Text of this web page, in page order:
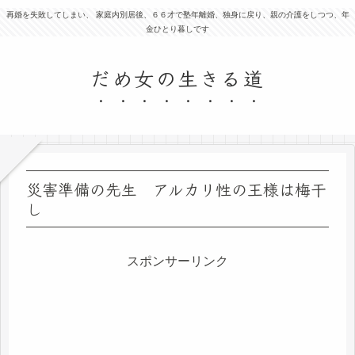
再婚を失敗してしまい、 家庭内別居後、６６才で塾年離婚、独身に戻り、親の介護をしつつ、年
金ひとり暮しです
だめ女の生きる道
災害準備の先生 アルカリ性の王様は梅干
し
スポンサーリンク